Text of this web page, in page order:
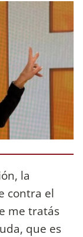
la
contra el
me tratás
que es